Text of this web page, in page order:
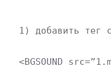
1) добавить тег
<BGSOUND